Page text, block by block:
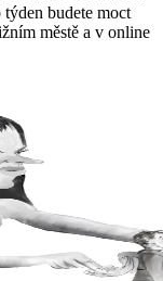
budete moct
městě a v online